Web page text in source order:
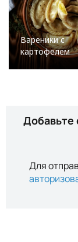
Вареники с
картофелем
Добавьте
Для